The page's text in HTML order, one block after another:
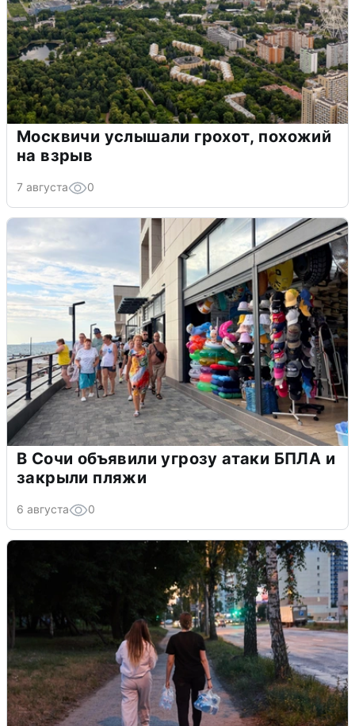
Москвичи услышали грохот, похожий
на взрыв
7 августа 0
В Сочи объявили угрозу атаки БПЛА и
закрыли пляжи
6 августа 0